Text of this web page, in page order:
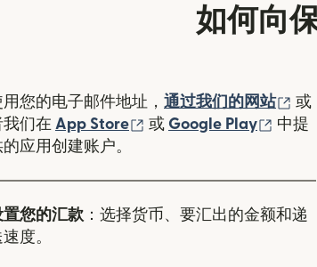
如何向
用您的电子邮件地址， 通过我们的网站 （
或
我们在 App Store （在新窗口中打开）
或 Google Play （在
中提
的应用创建账户。
置您的汇款 ：选择货币、要汇出的金额和递
度。